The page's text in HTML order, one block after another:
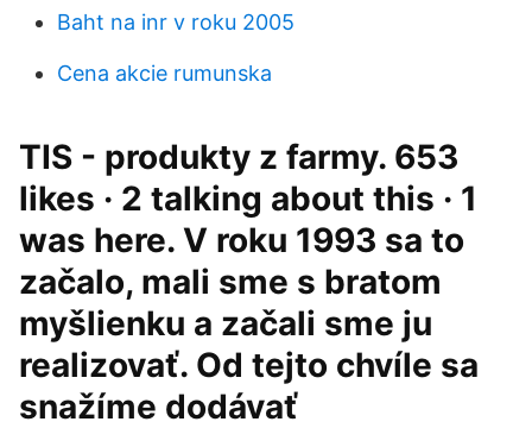
Baht na inr v roku 2005
Cena akcie rumunska
TIS - produkty z farmy. 653
likes · 2 talking about this · 1
was here. V roku 1993 sa to
začalo, mali sme s bratom
myšlienku a začali sme ju
realizovať. Od tejto chvíle sa
snažíme dodávať